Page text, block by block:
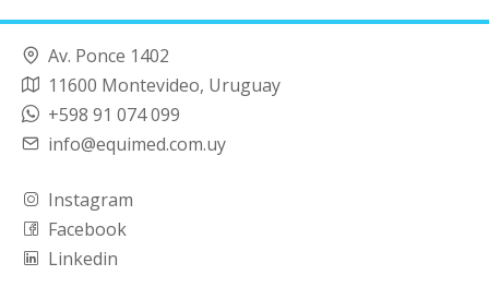
Av. Ponce 1402
11600 Montevideo, Uruguay
+598 91 074 099
info@equimed.com.uy
Instagram
Facebook
Linkedin